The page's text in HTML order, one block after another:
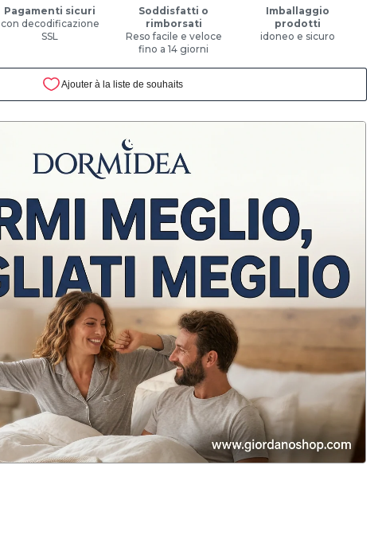
Pagamenti sicuri
con decodificazione
SSL
Soddisfatti o
rimborsati
Reso facile e veloce
fino a 14 giorni
Imballaggio
prodotti
idoneo e sicuro